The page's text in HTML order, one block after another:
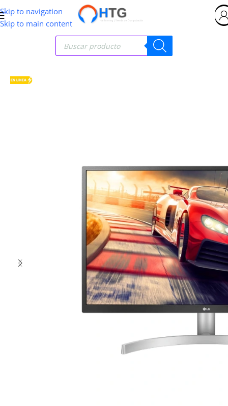
Skip to navigation
Skip to main content